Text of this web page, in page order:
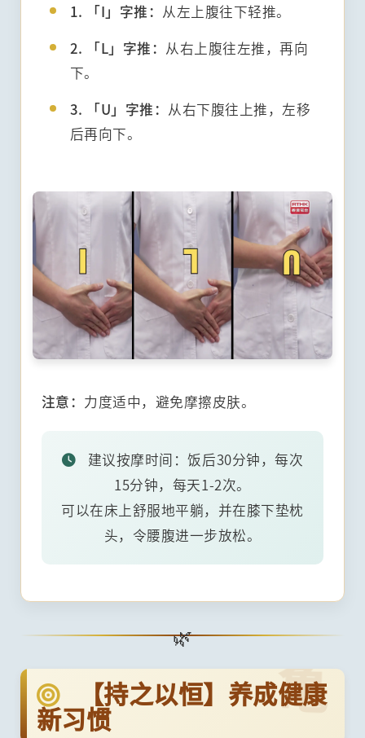
1. 「I」字推： 从左上腹往下轻推。
2. 「L」字推： 从右上腹往左推，再向
下。
3. 「U」字推： 从右下腹往上推，左移
后再向下。
注意： 力度适中，避免摩擦皮肤。
建议按摩时间：饭后30分钟，每次
15分钟，每天1-2次。
可以在床上舒服地平躺，并在膝下垫枕
头，令腰腹进一步放松。
亀
【持之以恒】养成健康
新习惯